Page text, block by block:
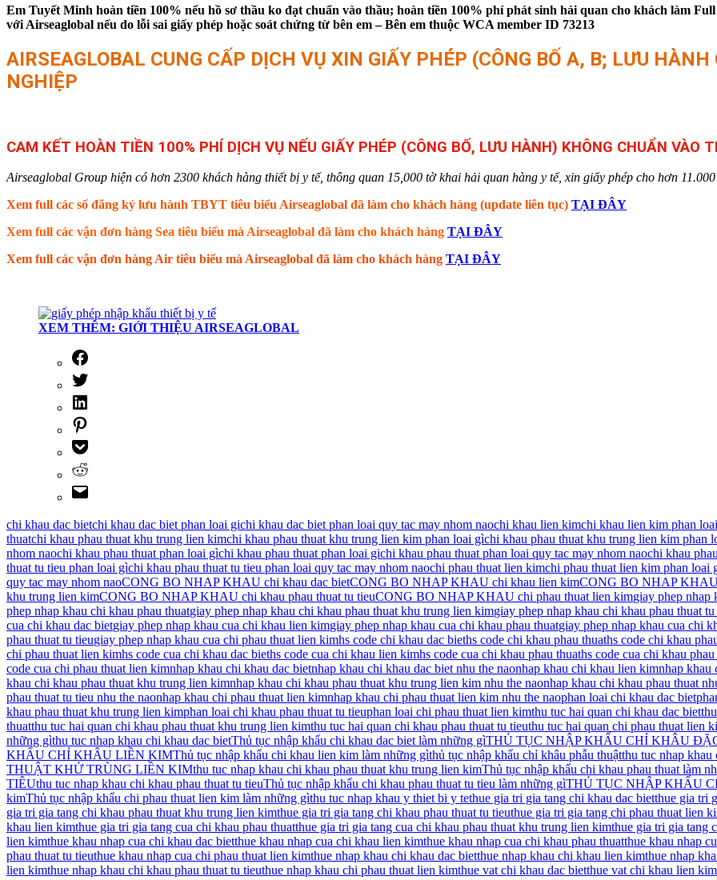
Em Tuyết Minh hoàn tiền 100% nếu hồ sơ thầu ko đạt chuẩn vào thầu; hoàn tiền 100% phí phát sinh hải quan cho khách làm
với Airseaglobal nếu do lỗi sai giấy phép hoặc soát chứng từ bên em – Bên em thuộc WCA member ID 73213
AIRSEAGLOBAL CUNG CẤP DỊCH VỤ XIN GIẤY PHÉP (CÔNG BỐ A, B; LƯU
NGHIỆP
CAM KẾT HOÀN TIỀN 100% PHÍ DỊCH VỤ NẾU GIẤY PHÉP (CÔNG BỐ, LƯU HÀNH) KHÔNG CHUẨN VÀO
Airseaglobal Group hiện có hơn 2300 khách hàng thiết bị y tế, thông quan 15,000 tờ khai hải quan hàng y tế, xin giấy phép cho hơn
Xem full các số đăng ký lưu hành TBYT tiêu biểu Airseaglobal đã làm cho khách hàng (update liên tục) TẠI ĐÂY
Xem full các vận đơn hàng Sea tiêu biểu mà Airseaglobal đã làm cho khách hàng TẠI ĐÂY
Xem full các vận đơn hàng Air tiêu biểu mà Airseaglobal đã làm cho khách hàng TẠI ĐÂY
XEM THÊM: GIỚI THIỆU AIRSEAGLOBAL
chi khau dac bietchi khau dac biet phan loai gichi khau dac biet phan loai quy tac may nhom naochi khau lien kimchi khau lien kim phan
thuatchi khau phau thuat khu trung lien kimchi khau phau thuat khu trung lien kim phan loai gìchi khau phau thuat khu trung lien kim phan
nhom naochi khau phau thuat phan loai gìchi khau phau thuat phan loai gichi khau phau thuat phan loai quy tac may nhom naochi khau
thuat tu tieu phan loai gìchi khau phau thuat tu tieu phan loai quy tac may nhom naochi phau thuat lien kimchi phau thuat lien kim phan loai
quy tac may nhom naoCONG BO NHAP KHAU chi khau dac bietCONG BO NHAP KHAU chi khau lien kimCONG BO NHAP KHAU
khu trung lien kimCONG BO NHAP KHAU chi khau phau thuat tu tieuCONG BO NHAP KHAU chi phau thuat lien kimgiay phep nhap
phep nhap khau chi khau phau thuatgiay phep nhap khau chi khau phau thuat khu trung lien kimgiay phep nhap khau chi khau phau thuat tu
cua chi khau dac bietgiay phep nhap khau cua chi khau lien kimgiay phep nhap khau cua chi khau phau thuatgiay phep nhap khau cua chi
phau thuat tu tieugiay phep nhap khau cua chi phau thuat lien kimhs code chi khau dac bieths code chi khau phau thuaths code chi khau
chi phau thuat lien kimhs code cua chi khau dac bieths code cua chi khau lien kimhs code cua chi khau phau thuaths code cua chi khau
code cua chi phau thuat lien kimnhap khau chi khau dac bietnhap khau chi khau dac biet nhu the naonhap khau chi khau lien kimnhap khau
khau chi khau phau thuat khu trung lien kimnhap khau chi khau phau thuat khu trung lien kim nhu the naonhap khau chi khau phau thuat
phau thuat tu tieu nhu the naonhap khau chi phau thuat lien kimnhap khau chi phau thuat lien kim nhu the naophan loai chi khau dac biet
khau phau thuat khu trung lien kimphan loai chi khau phau thuat tu tieuphan loai chi phau thuat lien kimthu tuc hai quan chi khau dac biet
thuatthu tuc hai quan chi khau phau thuat khu trung lien kimthu tuc hai quan chi khau phau thuat tu tieuthu tuc hai quan chi phau thuat lien
những gìthu tuc nhap khau chi khau dac bietThủ tục nhập khẩu chi khau dac biet làm những gìTHỦ TỤC NHẬP KHẨU CHỈ KHÂU
KHẨU CHỈ KHÂU LIỀN KIMThủ tục nhập khẩu chi khau lien kim làm những gìthủ tục nhập khẩu chỉ khâu phẫu thuậtthu tuc nhap khau
THUẬT KHỬ TRÙNG LIỀN KIMthu tuc nhap khau chi khau phau thuat khu trung lien kimThủ tục nhập khẩu chi khau phau thuat làm
TIÊUthu tuc nhap khau chi khau phau thuat tu tieuThủ tục nhập khẩu chi khau phau thuat tu tieu làm những gìTHỦ TỤC NHẬP KHẨU
kimThủ tục nhập khẩu chi phau thuat lien kim làm những gìthu tuc nhap khau y thiet bi y tethue gia tri gia tang chi khau dac bietthue gia tri
gia tri gia tang chi khau phau thuat khu trung lien kimthue gia tri gia tang chi khau phau thuat tu tieuthue gia tri gia tang chi phau thuat lien
khau lien kimthue gia tri gia tang cua chi khau phau thuatthue gia tri gia tang cua chi khau phau thuat khu trung lien kimthue gia tri gia tang
lien kimthue khau nhap cua chi khau dac bietthue khau nhap cua chi khau lien kimthue khau nhap cua chi khau phau thuatthue khau nhap
phau thuat tu tieuthue khau nhap cua chi phau thuat lien kimthue nhap khau chi khau dac bietthue nhap khau chi khau lien kimthue nhap
lien kimthue nhap khau chi khau phau thuat tu tieuthue nhap khau chi phau thuat lien kimthue vat chi khau dac bietthue vat chi khau lien kim